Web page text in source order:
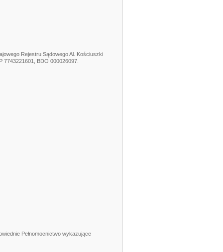
Rejestru Sądowego Al. Kościuszki
7743221601, BDO 000026097.
Pełnomocnictwo wykazujące